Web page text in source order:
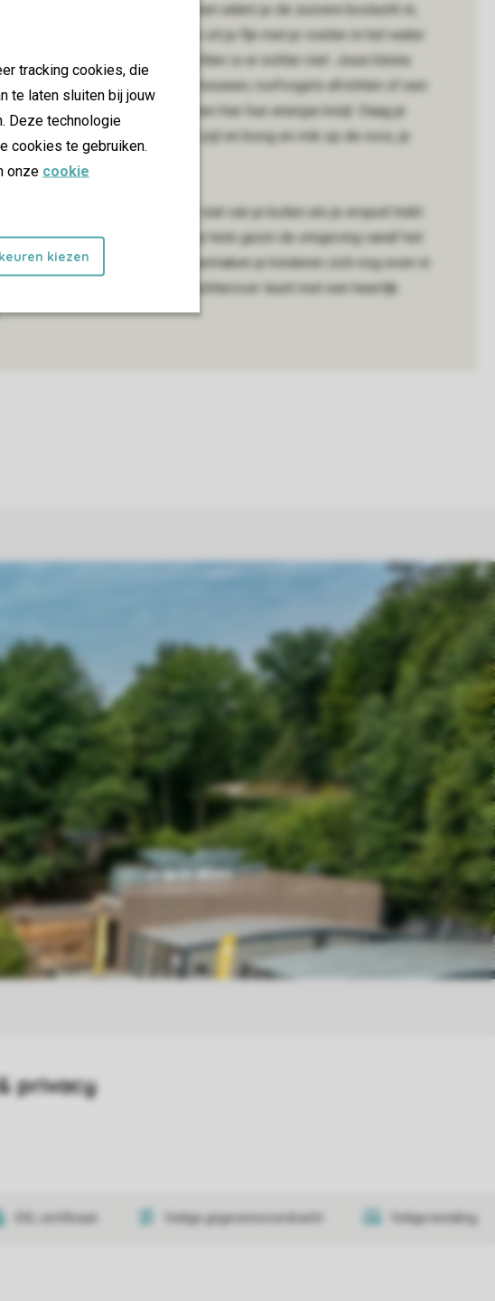
tracking cookies, die
te laten sluiten bij jouw
Deze technologie
cookies te gebruiken.
onze cookie
kiezen
midden in de Belgische Ardennen adem je de zuivere boslucht in,
om je heen. Op warme dagen zit je fijn met je voeten in het water
Lomme. Tijd om lang stil te zitten is er echter niet. Jouw kleine
als eerste willen doen: een tipi bouwen, roofvogels africhten of een
Ook oudere avonturiers kunnen hier hun energie kwijt. Daag je
potje paintball of pak een pijl en boog en mik op de roos, je
dan het lijkt.
van de Ardennen vraagt heel wat van je kuiten als je eropuit trekt
je liever in een kano om met je hele gezin de omgeving vanaf het
actieve dag in de Ardennen, vermaken je kinderen zich nog even in
je samen met je partner achterover leunt met een heerlijk
privacy
SSL certificaat Veilige gegevensoverdracht Veilige betaling